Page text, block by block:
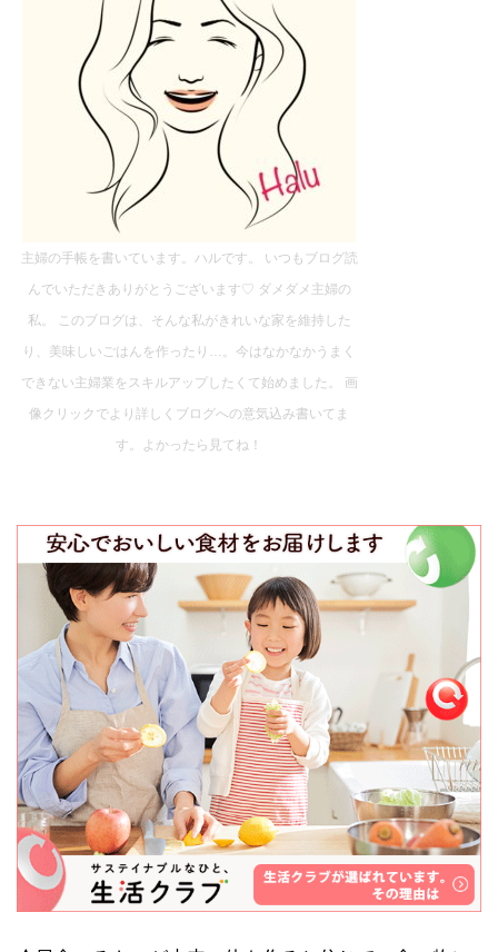
主婦の手帳を書いています。ハルです。 いつもブログ読
んでいただきありがとうございます♡ ダメダメ主婦の
私。 このブログは、そんな私がきれいな家を維持した
り、美味しいごはんを作ったり…。今はなかなかうまく
できない主婦業をスキルアップしたくて始めました。 画
像クリックでより詳しくブログへの意気込み書いてま
す。よかったら見てね！